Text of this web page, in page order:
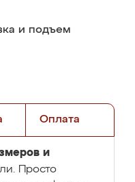
и подъем
Оплата
и
Просто